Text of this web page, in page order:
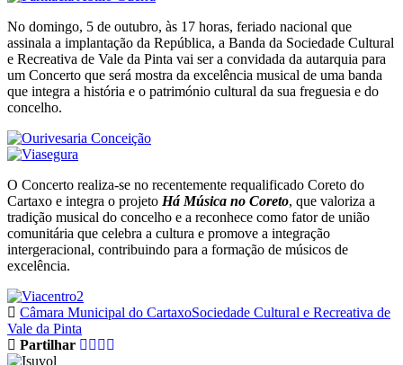
No domingo, 5 de outubro, às 17 horas, feriado nacional que
assinala a implantação da República, a Banda da Sociedade Cultural
e Recreativa de Vale da Pinta vai ser a convidada da autarquia para
um Concerto que será mostra da excelência musical de uma banda
que integra a história e o património cultural da sua freguesia e do
concelho.
O Concerto realiza-se no recentemente requalificado Coreto do
Cartaxo e integra o projeto Há Música no Coreto, que valoriza a
tradição musical do concelho e a reconhece como fator de união
comunitária que celebra a cultura e promove a integração
intergeracional, contribuindo para a formação de músicos de
excelência.
Câmara Municipal do CartaxoSociedade Cultural e Recreativa de
Vale da Pinta
Partilhar